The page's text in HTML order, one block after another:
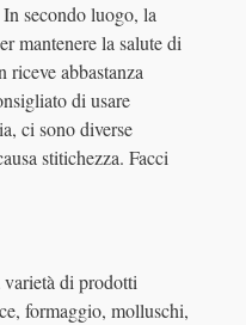
secondo luogo, la
mantenere la salute di
riceve abbastanza
di usare
ci sono diverse
stitichezza. Facci
di prodotti
formaggio, molluschi,